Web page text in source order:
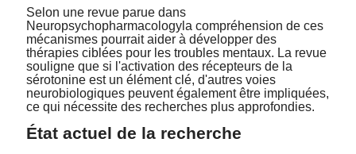
Selon une revue parue dans
Neuropsychopharmacology la compréhension de ces
mécanismes pourrait aider à développer des
thérapies ciblées pour les troubles mentaux. La revue
souligne que si l'activation des récepteurs de la
sérotonine est un élément clé, d'autres voies
neurobiologiques peuvent également être impliquées,
ce qui nécessite des recherches plus approfondies.
État actuel de la recherche